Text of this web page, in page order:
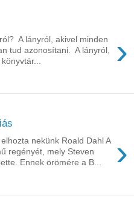
›
A lányról, akivel minden
tud azonosítani. A lányról,
›
nekünk Roald Dahl A
regényét, mely Steven
Ennek örömére a B...